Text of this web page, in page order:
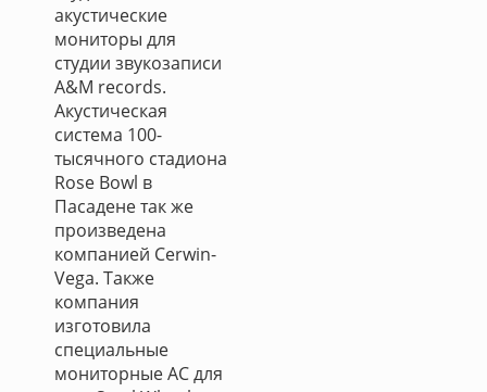
акустические
мониторы для
студии звукозаписи
A&M records.
Акустическая
система 100-
тысячного стадиона
Rose Bowl в
Пасадене так же
произведена
компанией Cerwin-
Vega. Также
компания
изготовила
специальные
мониторные АС для